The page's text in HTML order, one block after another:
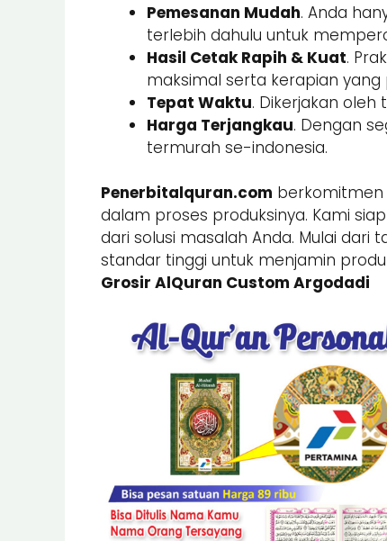
Pemesanan Mudah. Anda
terlebih dahulu untuk
Hasil Cetak Rapih & Kuat.
maksimal serta kerapian yang
Tepat Waktu. Dikerjakan
Harga Terjangkau. Dengan
termurah se-indonesia.
Penerbitalquran.com berkomitmen
dalam proses produksinya. Kami
dari solusi masalah Anda. Mulai
standar tinggi untuk menjamin
Grosir AlQuran Custom Argodadi